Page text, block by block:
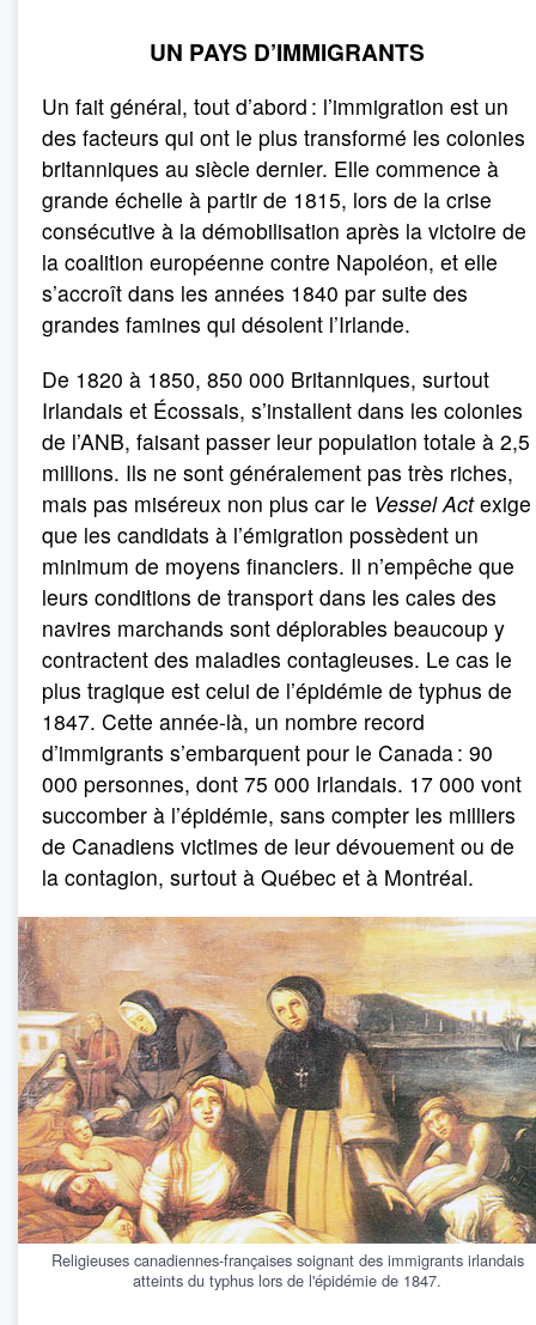
UN PAYS D’IMMIGRANTS
Un fait général, tout d’abord : l’immigration est un
des facteurs qui ont le plus transformé les colonies
britanniques au siècle dernier. Elle commence à
grande échelle à partir de 1815, lors de la crise
consécutive à la démobilisation après la victoire de
la coalition européenne contre Napoléon, et elle
s’accroît dans les années 1840 par suite des
grandes famines qui désolent l’Irlande.
De 1820 à 1850, 850 000 Britanniques, surtout
Irlandais et Écossais, s’installent dans les colonies
de l’ANB, faisant passer leur population totale à 2,5
millions. Ils ne sont généralement pas très riches,
mais pas miséreux non plus car le Vessel Actexige
que les candidats à l’émigration possèdent un
minimum de moyens financiers. Il n’empêche que
leurs conditions de transport dans les cales des
navires marchands sont déplorables beaucoup y
contractent des maladies contagieuses. Le cas le
plus tragique est celui de l’épidémie de typhus de
1847. Cette année-là, un nombre record
d’immigrants s’embarquent pour le Canada : 90
000 personnes, dont 75 000 Irlandais. 17 000 vont
succomber à l’épidémie, sans compter les milliers
de Canadiens victimes de leur dévouement ou de
la contagion, surtout à Québec et à Montréal.
Religieuses canadiennes-françaises soignant des immigrants irlandais
atteints du typhus lors de l'épidémie de 1847.